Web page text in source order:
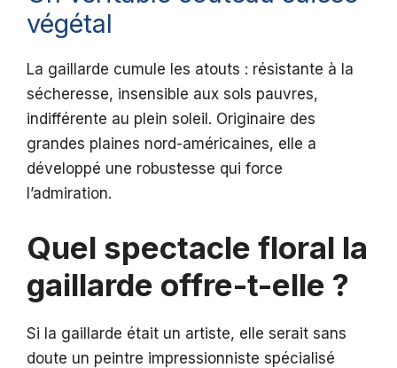
végétal
La gaillarde cumule les atouts : résistante à la
sécheresse, insensible aux sols pauvres,
indifférente au plein soleil. Originaire des
grandes plaines nord-américaines, elle a
développé une robustesse qui force
l’admiration.
Quel spectacle floral la
gaillarde offre-t-elle ?
Si la gaillarde était un artiste, elle serait sans
doute un peintre impressionniste spécialisé